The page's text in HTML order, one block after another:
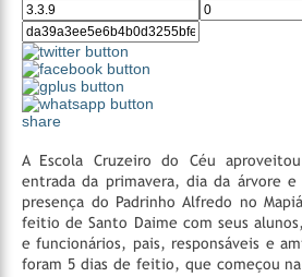
share
A Escola Cruzeiro do Céu
entrada da primavera, dia da árvore
presença do Padrinho Alfredo no
feitio de Santo Daime com seus
e funcionários, pais, responsáveis e
foram 5 dias de feitio, que começou